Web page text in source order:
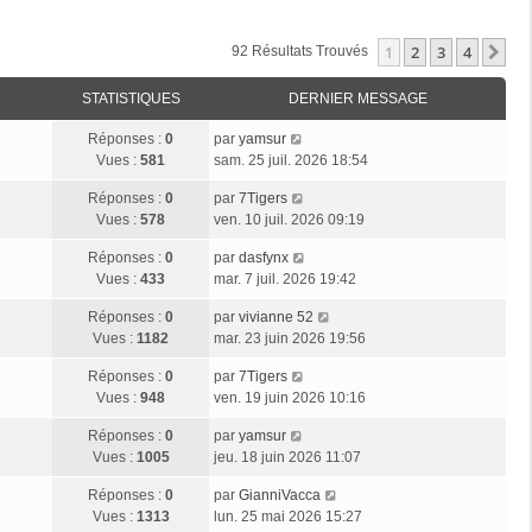
92 Résultats Trouvés 1 2 3 4
STATISTIQUES DERNIER MESSAGE
Réponses : 0
Vues : 581
par yamsur
sam. 25 juil. 2026 18:54
Réponses : 0
Vues : 578
par 7Tigers
ven. 10 juil. 2026 09:19
Réponses : 0
Vues : 433
par dasfynx
mar. 7 juil. 2026 19:42
Réponses : 0
Vues : 1182
par vivianne 52
mar. 23 juin 2026 19:56
Réponses : 0
Vues : 948
par 7Tigers
ven. 19 juin 2026 10:16
Réponses : 0
Vues : 1005
par yamsur
jeu. 18 juin 2026 11:07
Réponses : 0
Vues : 1313
par GianniVacca
lun. 25 mai 2026 15:27